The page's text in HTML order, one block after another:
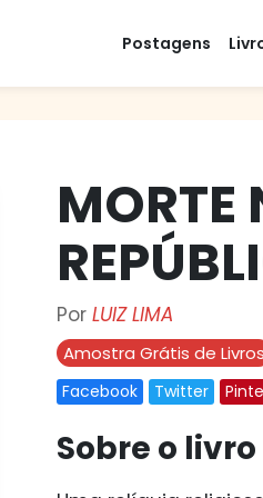
Postagens
MORTE
Por LUIZ LIMA
Amostra Grátis de Livros
Facebook Twitter
Sobre o livro